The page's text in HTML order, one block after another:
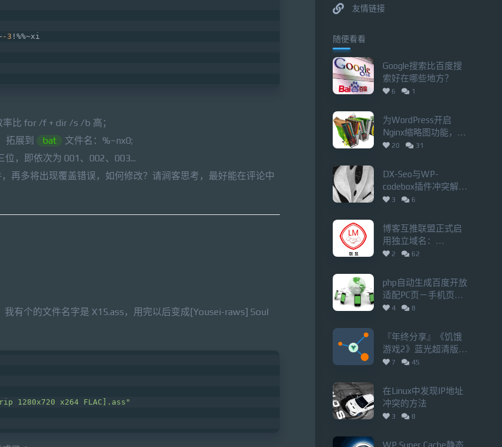
-3 !%%~xi
比 for /f + dir /s /b 高；
拓展到 bat
文件名：%~nx0;
位，即依次为 001、002、003...
再多将出现覆盖错误，如何修改？请涧客思考，最好能在评论中
有个的文件名字是 X15.ass，用完以后变成[Yousei-raws] Soul
1280x720 x264 FLAC].ass"
友情链接
随便看看
Google搜索比百度搜
索好在哪些地方？
6 1
为WordPress开启
Nginx缩略图功能，七
牛从此陌路
20 31
DX-Seo与WP-
codebox插件冲突解决
方法
3 6
博客互推联盟正式启
用独立域名：
zgboke.com，全新改
2 62
php自动生成百度开放
适配PC页－手机页
pattern对应关系
4 8
『年终分享』《饥饿
游戏2》蓝光超清版
「20.9GB」
7 45
在Linux中发现IP地址
冲突的方法
3 8
WP Super Cache静态